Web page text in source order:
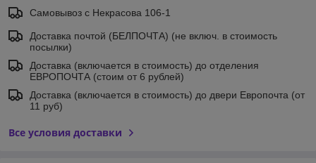
Самовывоз c Некрасова 106-1
Доставка почтой (БЕЛПОЧТА) (не включ. в стоимость
посылки)
Доставка (включается в стоимость) до отделения
ЕВРОПОЧТА (стоим от 6 рублей)
Доставка (включается в стоимость) до двери Европочта (от
11 руб)
Все условия доставки